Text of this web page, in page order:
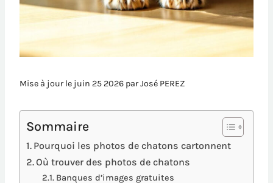
Mise à jour le juin 25 2026 parJosé PEREZ
Sommaire
Pourquoi les photos de chatons cartonnent
Où trouver des photos de chatons
Banques d’images gratuites